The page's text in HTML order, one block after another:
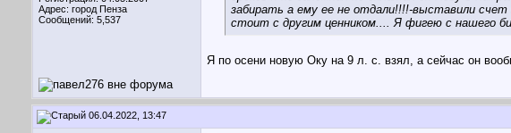
Адрес: город Пенза
Сообщений: 5,537
забирать а ему ее не отдали!!!!-выставили счет
стоит с другим ценником.... Я фигею с нашего
Я по осени новую Оку на 9 л. с. взял, а сейчас он
06.04.2022, 13:47